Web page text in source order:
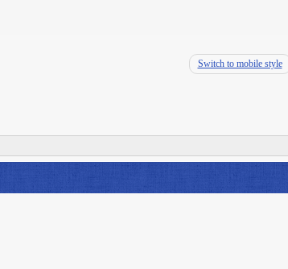
Switch to mobile style